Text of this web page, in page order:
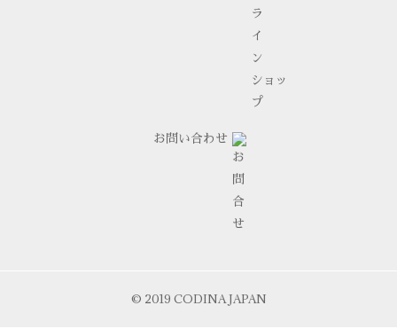
お問い合わせ
© 2019 CODINA JAPAN